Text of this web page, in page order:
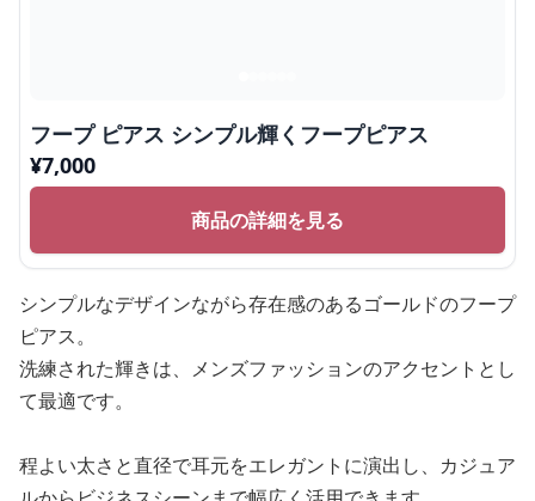
フープ ピアス シンプル輝くフープピアス
¥7,000
商品の詳細を見る
シンプルなデザインながら存在感のあるゴールドのフープ
ピアス。
洗練された輝きは、メンズファッションのアクセントとし
て最適です。
程よい太さと直径で耳元をエレガントに演出し、カジュア